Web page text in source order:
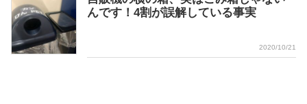
んです！4割が誤解している事実
2020/10/21